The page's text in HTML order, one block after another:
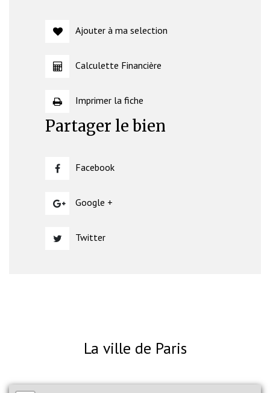
Ajouter à ma selection
Calculette Financière
Imprimer la fiche
Partager le bien
Facebook
Google +
Twitter
La ville de Paris